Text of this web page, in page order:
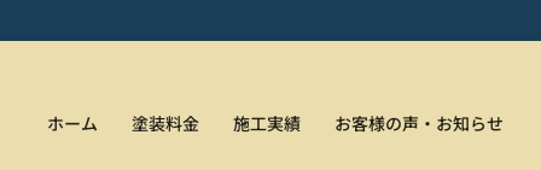
ホーム 塗装料金 施工実績 お客様の声・お知らせ